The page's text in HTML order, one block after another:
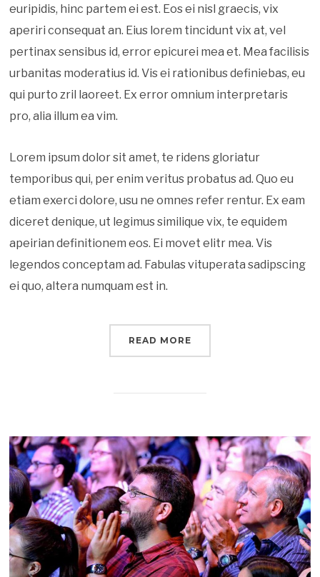
euripidis, hinc partem ei est. Eos ei nisl graecis, vix
aperiri consequat an. Eius lorem tincidunt vix at, vel
pertinax sensibus id, error epicurei mea et. Mea facilisis
urbanitas moderatius id. Vis ei rationibus definiebas, eu
qui purto zril laoreet. Ex error omnium interpretaris
pro, alia illum ea vim.
Lorem ipsum dolor sit amet, te ridens gloriatur
temporibus qui, per enim veritus probatus ad. Quo eu
etiam exerci dolore, usu ne omnes refer rentur. Ex eam
diceret denique, ut legimus similique vix, te equidem
apeirian definitionem eos. Ei movet elitr mea. Vis
legendos conceptam ad. Fabulas vituperata sadipscing
ei quo, altera numquam est in.
READ MORE